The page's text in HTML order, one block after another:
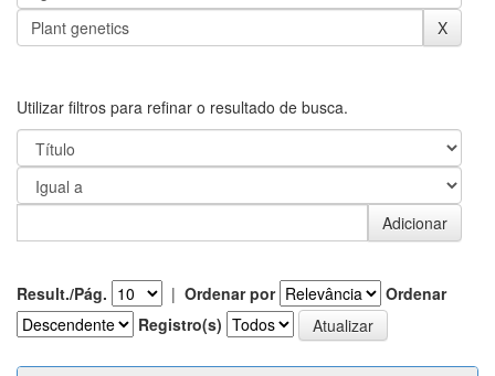
Utilizar filtros para refinar o resultado de busca.
Result./Pág. | Ordenar por
Ordenar
Registro(s)